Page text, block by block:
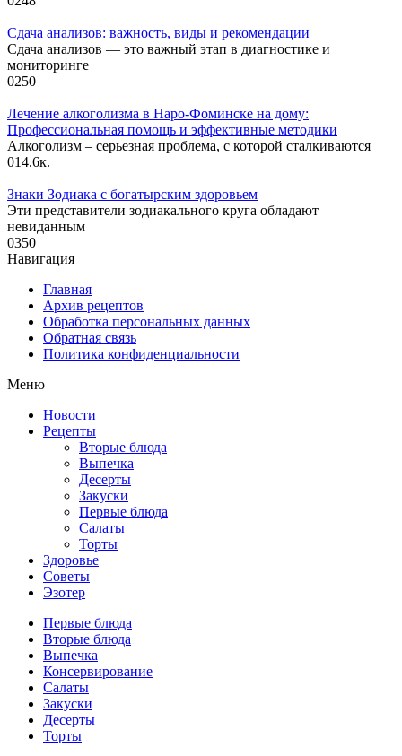
Сдача анализов: важность, виды и рекомендации
Сдача анализов — это важный этап в диагностике и
мониторинге
0250
Лечение алкоголизма в Наро-Фоминске на дому:
Профессиональная помощь и эффективные методики
Алкоголизм – серьезная проблема, с которой сталкиваются
014.6к.
Знаки Зодиака с богатырским здоровьем
Эти представители зодиакального круга обладают
невиданным
0350
Навигация
Главная
Архив рецептов
Обработка персональных данных
Обратная связь
Политика конфиденциальности
Меню
Новости
Рецепты
Вторые блюда
Выпечка
Десерты
Закуски
Первые блюда
Салаты
Торты
Здоровье
Советы
Эзотер
Первые блюда
Вторые блюда
Выпечка
Консервирование
Салаты
Закуски
Десерты
Торты